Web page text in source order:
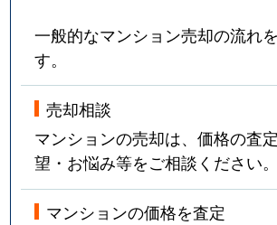
一般的なマンション売却の流れ
す。
売却相談
マンションの売却は、価格の査
望・お悩み等をご相談ください。
マンションの価格を査定